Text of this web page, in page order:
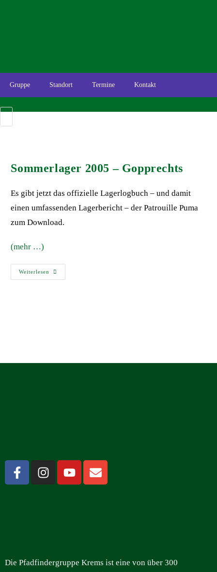
Gruppe Standort Termine Kontakt
Sommerlager 2005 – Gopprechts
Es gibt jetzt das offizielle Lagerlogbuch – und damit
einen umfassenden Lagerbericht – der Patrouille Puma
zum Download.
(mehr …)
Weiterlesen
Die Pfadfindergruppe Krems ist eine von über 300